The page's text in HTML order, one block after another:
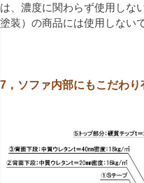
は、濃度に関わらず使用しな
塗装）の商品には使用しない
7，ソファ内部にもこだわり